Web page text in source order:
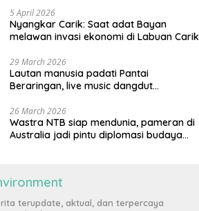
5 April 2026
Nyangkar Carik: Saat adat Bayan
melawan invasi ekonomi di Labuan Carik
29 March 2026
Lautan manusia padati Pantai
Beraringan, live music dangdut
KLU
26 March 2026
Wastra NTB siap mendunia, pameran di
Australia jadi pintu diplomasi budaya
terupdate, aktual, dan terpercaya